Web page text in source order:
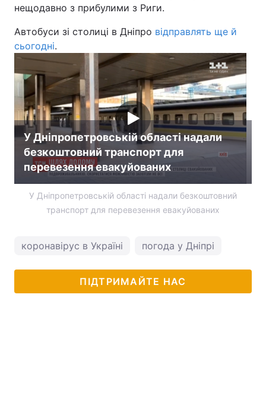
нещодавно з прибулими з Риги.
Автобуси зі столиці в Дніпро відправлять ще й
сьогодні.
У Дніпропетровській області надали
безкоштовний транспорт для
перевезення евакуйованих
У Дніпропетровській області надали безкоштовний
транспорт для перевезення евакуйованих
коронавірус в Україні погода у Дніпрі
ПІДТРИМАЙТЕ НАС